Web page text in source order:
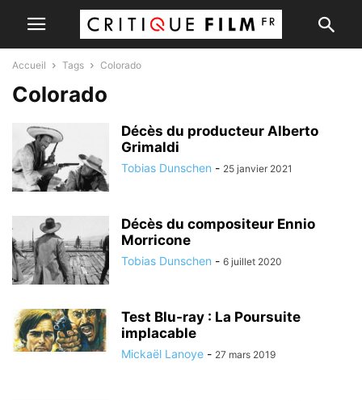
Accueil Tags Colorado
Colorado
Décès du producteur Alberto
Grimaldi
Tobias Dunschen - 25 janvier 2021
Décès du compositeur Ennio
Morricone
Tobias Dunschen - 6 juillet 2020
Test Blu-ray : La Poursuite
implacable
Mickaël Lanoye - 27 mars 2019